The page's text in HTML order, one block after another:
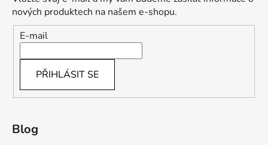
nových produktech na našem e-shopu.
E-mail
PŘIHLÁSIT SE
Blog